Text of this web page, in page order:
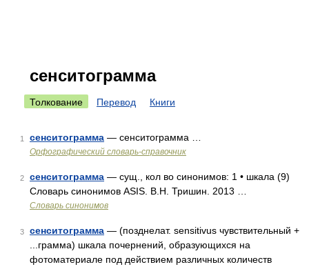
сенситограмма
Толкование Перевод Книги
1 сенситограмма — сенситограмма …
Орфографический словарь-справочник
2 сенситограмма — сущ., кол во синонимов: 1 • шкала (9)
Словарь синонимов ASIS. В.Н. Тришин. 2013 …
Словарь синонимов
3 сенситограмма — (позднелат. sensitivus чувствительный +
...грамма) шкала почернений, образующихся на
фотоматериале под действием различных количеств